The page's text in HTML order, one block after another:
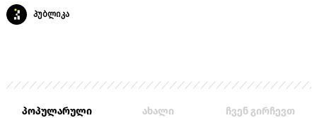
პუბლიკა
პოპულარული ახალი ჩვენ გირჩევთ